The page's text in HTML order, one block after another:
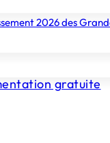
2026 des
gratuite